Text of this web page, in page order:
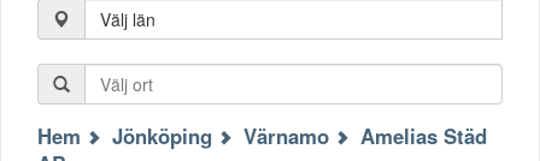
Välj län
Hem Jönköping Värnamo
Amelias Städ